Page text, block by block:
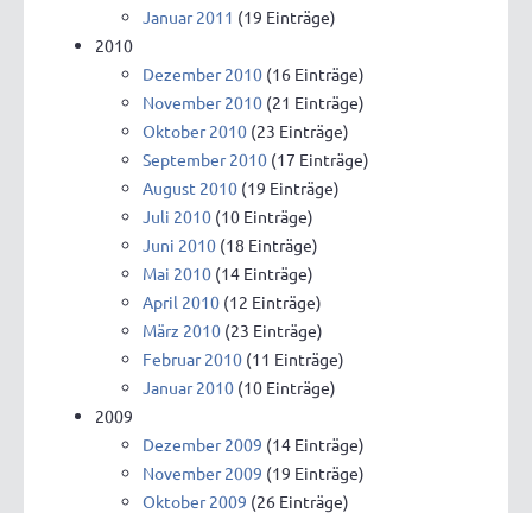
Januar 2011 (19 Einträge)
2010
Dezember 2010 (16 Einträge)
November 2010 (21 Einträge)
Oktober 2010 (23 Einträge)
September 2010 (17 Einträge)
August 2010 (19 Einträge)
Juli 2010 (10 Einträge)
Juni 2010 (18 Einträge)
Mai 2010 (14 Einträge)
April 2010 (12 Einträge)
März 2010 (23 Einträge)
Februar 2010 (11 Einträge)
Januar 2010 (10 Einträge)
2009
Dezember 2009 (14 Einträge)
November 2009 (19 Einträge)
Oktober 2009 (26 Einträge)